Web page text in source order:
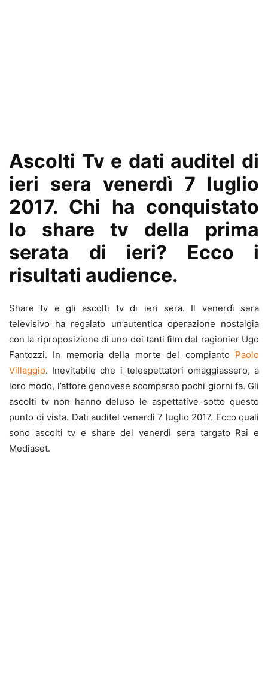
Ascolti Tv e dati auditel di
ieri sera venerdì 7 luglio
2017. Chi ha conquistato
lo share tv della prima
serata di ieri? Ecco i
risultati audience.
Share tv e gli ascolti tv di ieri sera. Il venerdì sera
televisivo ha regalato un’autentica operazione nostalgia
con la riproposizione di uno dei tanti film del ragionier Ugo
Fantozzi. In memoria della morte del compianto Paolo
Villaggio. Inevitabile che i telespettatori omaggiassero, a
loro modo, l’attore genovese scomparso pochi giorni fa. Gli
ascolti tv non hanno deluso le aspettative sotto questo
punto di vista. Dati auditel venerdì 7 luglio 2017. Ecco quali
sono ascolti tv e share del venerdì sera targato Rai e
Mediaset.